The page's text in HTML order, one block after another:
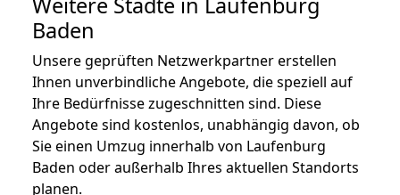
Baden
Unsere geprüften Netzwerkpartner erstellen
Ihnen unverbindliche Angebote, die speziell auf
Ihre Bedürfnisse zugeschnitten sind. Diese
Angebote sind kostenlos, unabhängig davon, ob
Sie einen Umzug innerhalb von Laufenburg
Baden oder außerhalb Ihres aktuellen Standorts
planen.